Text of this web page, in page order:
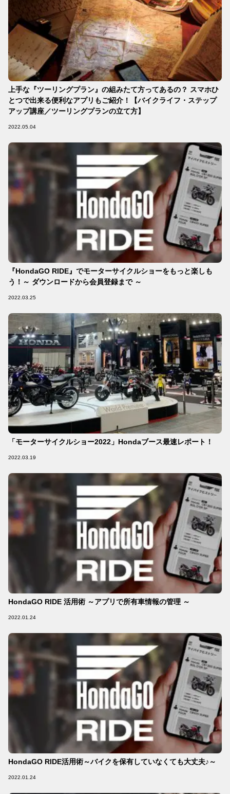
上手な『ツーリングプラン』の組みたて方ってあるの？ スマホひ
とつで出来る便利なアプリもご紹介！【バイクライフ・ステップ
アップ講座／ツーリングプランの立て方】
2022.05.04
『HondaGO RIDE』でモーターサイクルショーをもっと楽しも
う！～ ダウンロードから会員登録まで ～
2022.03.25
「モーターサイクルショー2022」Hondaブース最速レポート！
2022.03.19
HondaGO RIDE 活用術 ～アプリで所有車情報の管理 ～
2022.01.24
HondaGO RIDE活用術～バイクを保有していなくても大丈夫♪～
2022.01.24